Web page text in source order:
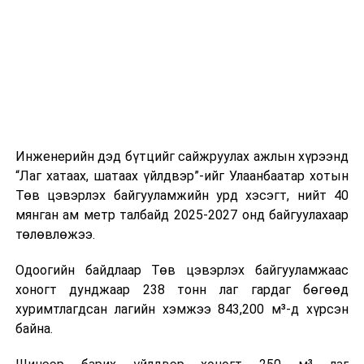
өдөр тутмын ажлын бэлэн байдлыг хангах зэрэг
практик ур чадварыг сургалтын хөтөлбөрт тусгажээ.
Сургалтыг танилцуулах лекц, асуулт-хариулт,
жишээнд суурилсан сургалт, багаар ажиллах дасгал,
танилцах, онцгой нөхцөлд ажиллах дадлага зэрэг
онол, практик хосолсон хэлбэрээр зохион байгуулж
байна.
Инженерийн дэд бүтцийг сайжруулах ажлын хүрээнд
“Лаг хатаах, шатаах үйлдвэр”-ийг Улаанбаатар хотын
Төв цэвэрлэх байгууламжийн урд хэсэгт, нийт 40
мянган ам метр талбайд 2025-2027 онд байгуулахаар
төлөвлөжээ.
Одоогийн байдлаар Төв цэвэрлэх байгууламжаас
хоногт дунджаар 238 тонн лаг гардаг бөгөөд
хуримтлагдсан лагийн хэмжээ 843,200 м³-д хүрсэн
байна.